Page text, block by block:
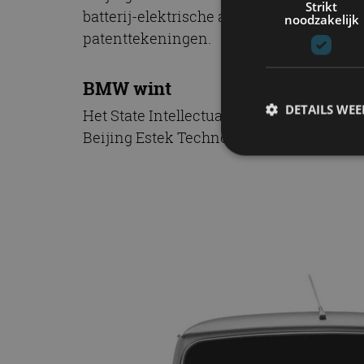
batterij-elektrische aandrijflijn. BMW
patenttekeningen.
BMW wint
Het State Intellectual Property Office
Beijing Estek Technology krijgt drie
Strikt
noodzakelijk
DETAILS
cf_clearance